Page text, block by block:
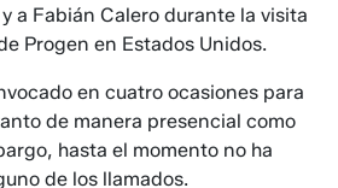
a Fabián Calero durante la visita
Progen en Estados Unidos.
en cuatro ocasiones para
de manera presencial como
hasta el momento no ha
de los llamados.